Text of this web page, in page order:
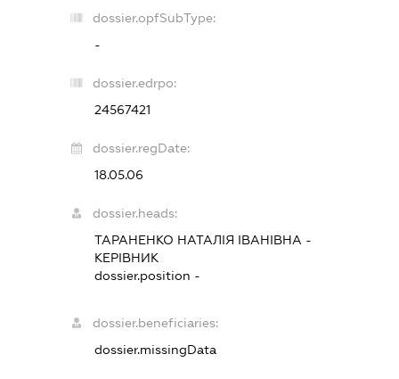
dossier.opfSubType:
-
dossier.edrpo:
24567421
dossier.regDate:
18.05.06
dossier.heads:
ТАРАНЕНКО НАТАЛІЯ ІВАНІВНА -
КЕРІВНИК
dossier.position -
dossier.beneficiaries:
dossier.missingData